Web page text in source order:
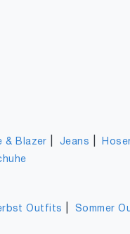
& Blazer Jeans
Outfits Sommer